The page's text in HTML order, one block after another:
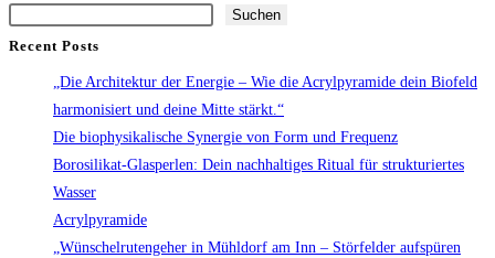
nachhaltiges
Suchen
Recent Posts
„Die Architektur der Energie – Wie die Acrylpyramide dein Biofeld
harmonisiert und deine Mitte stärkt.“
Die biophysikalische Synergie von Form und Frequenz
Borosilikat-Glasperlen: Dein nachhaltiges Ritual für strukturiertes
Wasser
Acrylpyramide
„Wünschelrutengeher in Mühldorf am Inn – Störfelder aufspüren